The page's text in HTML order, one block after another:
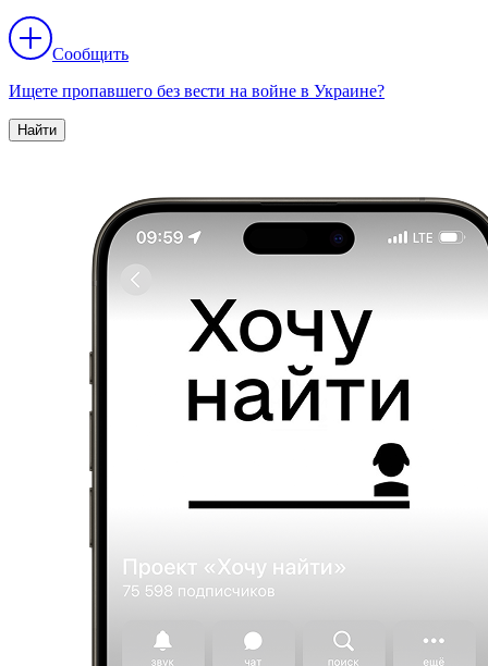
Сообщить
Ищете пропавшего без вести на войне в Украине?
Найти